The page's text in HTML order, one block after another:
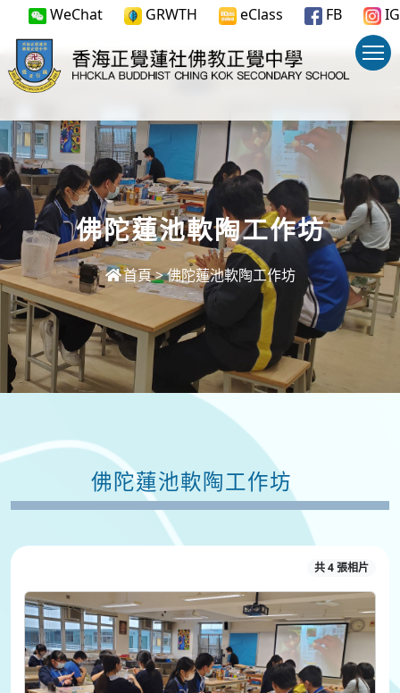
WeChat GRWTH eClass FB IG
佛陀蓮池軟陶工作坊
首頁>佛陀蓮池軟陶工作坊
佛陀蓮池軟陶工作坊
共 4 張相片